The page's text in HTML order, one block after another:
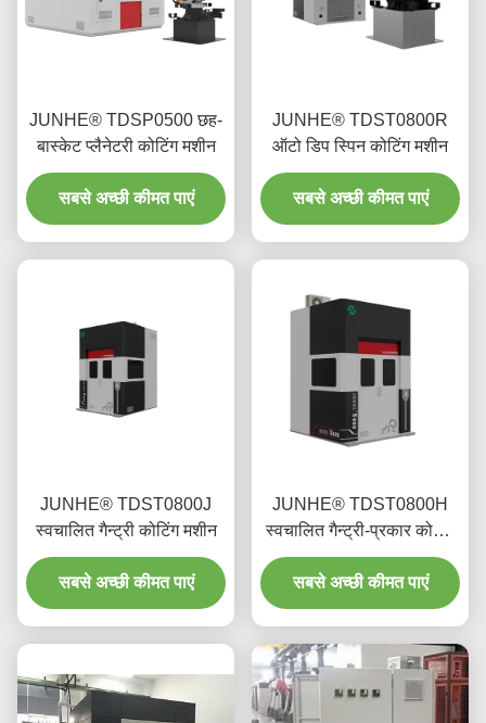
JUNHE® TDSP0500 छह-
बास्केट प्लैनेटरी कोटिंग मशीन
सबसे अच्छी कीमत पाएं
JUNHE® TDST0800R
ऑटो डिप स्पिन कोटिंग मशीन
सबसे अच्छी कीमत पाएं
JUNHE® TDST0800J
स्वचालित गैन्ट्री कोटिंग मशीन
सबसे अच्छी कीमत पाएं
JUNHE® TDST0800H
स्वचालित गैन्ट्री-प्रकार कोटिंग
मशीन
सबसे अच्छी कीमत पाएं